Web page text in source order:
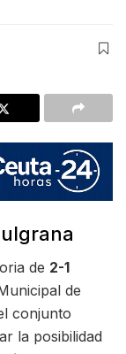
de 2-1
de
conjunto
la posibilidad